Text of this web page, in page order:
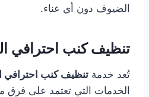
الضيوف دون أي عناء.
تنظيف كنب احترافي
تُعد خدمة تنظيف كنب احترافي
الخدمات التي تعتمد على